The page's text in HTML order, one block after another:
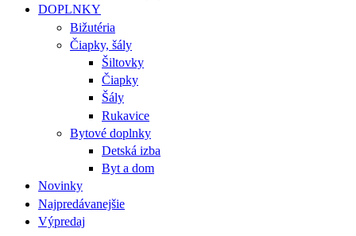
DOPLNKY
Bižutéria
Čiapky, šály
Šiltovky
Čiapky
Šály
Rukavice
Bytové doplnky
Detská izba
Byt a dom
Novinky
Najpredávanejšie
Výpredaj